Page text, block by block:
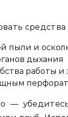
пыли и
дыхания
работы и
—